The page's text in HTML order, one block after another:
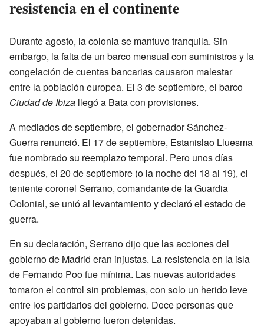
resistencia en el continente
Durante agosto, la colonia se mantuvo tranquila. Sin
embargo, la falta de un barco mensual con suministros y la
congelación de cuentas bancarias causaron malestar
entre la población europea. El 3 de septiembre, el barco
Ciudad de Ibiza llegó a Bata con provisiones.
A mediados de septiembre, el gobernador Sánchez-
Guerra renunció. El 17 de septiembre, Estanislao Lluesma
fue nombrado su reemplazo temporal. Pero unos días
después, el 20 de septiembre (o la noche del 18 al 19), el
teniente coronel Serrano, comandante de la Guardia
Colonial, se unió al levantamiento y declaró el estado de
guerra.
En su declaración, Serrano dijo que las acciones del
gobierno de Madrid eran injustas. La resistencia en la isla
de Fernando Poo fue mínima. Las nuevas autoridades
tomaron el control sin problemas, con solo un herido leve
entre los partidarios del gobierno. Doce personas que
apoyaban al gobierno fueron detenidas.